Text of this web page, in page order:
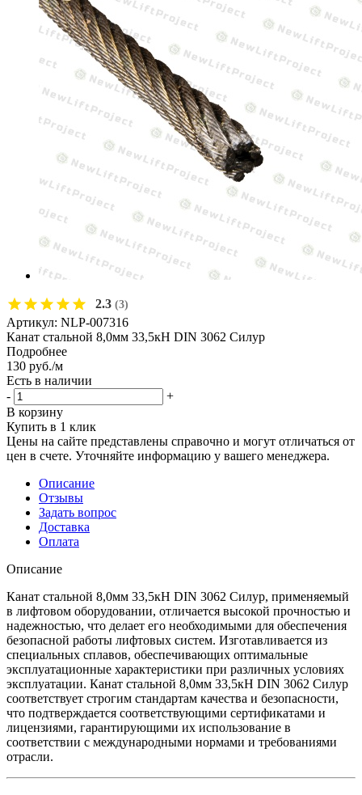
2.3 (3)
Артикул: NLP-007316
Канат стальной 8,0мм 33,5кН DIN 3062 Силур
Подробнее
130 руб./м
Есть в наличии
-
+
В корзину
Купить в 1 клик
Цены на сайте представлены справочно и могут отличаться от
цен в счете. Уточняйте информацию у вашего менеджера.
Описание
Отзывы
Задать вопрос
Доставка
Оплата
Описание
Канат стальной 8,0мм 33,5кН DIN 3062 Силур, применяемый
в лифтовом оборудовании, отличается высокой прочностью и
надежностью, что делает его необходимыми для обеспечения
безопасной работы лифтовых систем. Изготавливается из
специальных сплавов, обеспечивающих оптимальные
эксплуатационные характеристики при различных условиях
эксплуатации. Канат стальной 8,0мм 33,5кН DIN 3062 Силур
соответствует строгим стандартам качества и безопасности,
что подтверждается соответствующими сертификатами и
лицензиями, гарантирующими их использование в
соответствии с международными нормами и требованиями
отрасли.